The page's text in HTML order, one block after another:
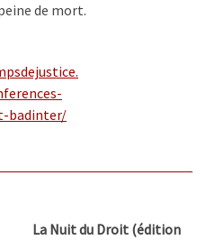
de mort.
badinter/
La Nuit du Droit (édition